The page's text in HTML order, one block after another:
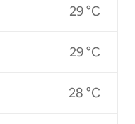
29 °C
29 °C
28 °C